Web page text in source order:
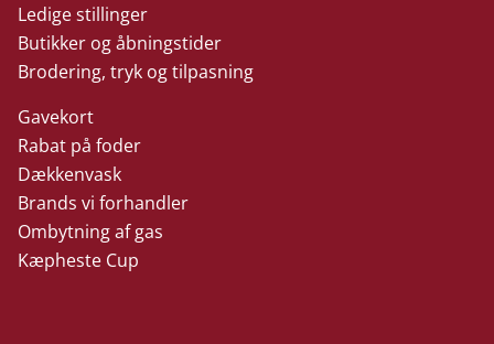
Ledige stillinger
Butikker og åbningstider
Brodering, tryk og tilpasning
Gavekort
Rabat på foder
Dækkenvask
Brands vi forhandler
Ombytning af gas
Kæpheste Cup